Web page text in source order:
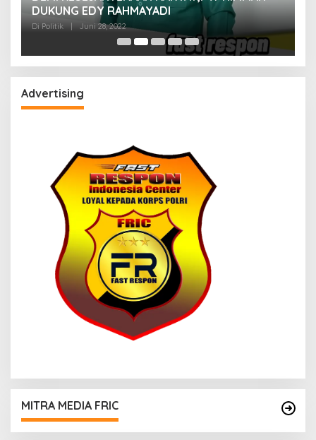
DUKUNG EDY RAHMAYADI
Di Politik Juni 28, 2022
Advertising
MITRA MEDIA FRIC